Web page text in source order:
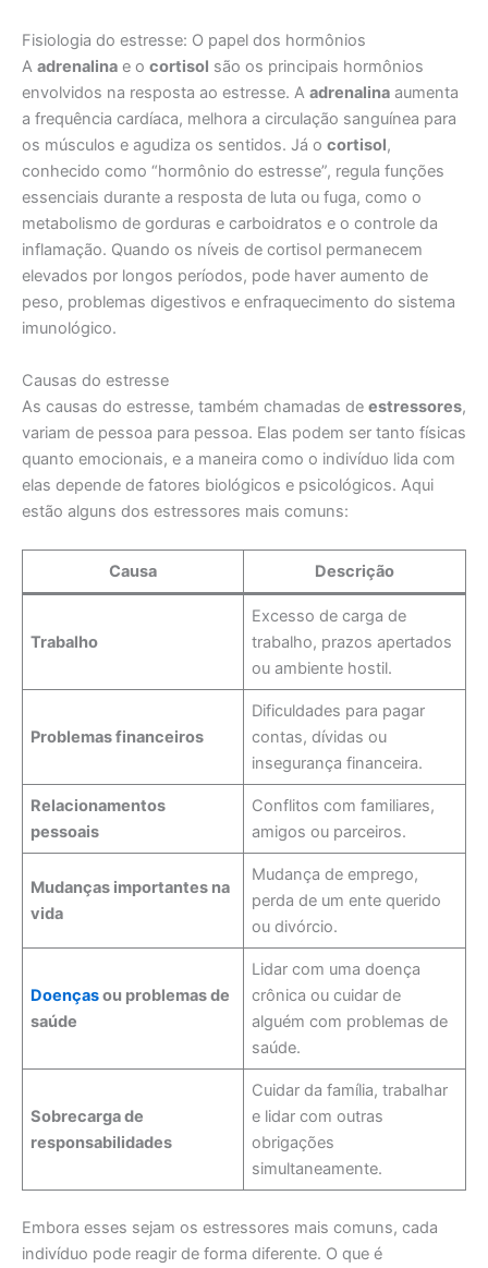
Fisiologia do estresse: O papel dos hormônios
A adrenalina e o cortisol são os principais hormônios
envolvidos na resposta ao estresse. A adrenalina aumenta
a frequência cardíaca, melhora a circulação sanguínea para
os músculos e agudiza os sentidos. Já o cortisol,
conhecido como “hormônio do estresse”, regula funções
essenciais durante a resposta de luta ou fuga, como o
metabolismo de gorduras e carboidratos e o controle da
inflamação. Quando os níveis de cortisol permanecem
elevados por longos períodos, pode haver aumento de
peso, problemas digestivos e enfraquecimento do sistema
imunológico.
Causas do estresse
As causas do estresse, também chamadas de estressores,
variam de pessoa para pessoa. Elas podem ser tanto físicas
quanto emocionais, e a maneira como o indivíduo lida com
elas depende de fatores biológicos e psicológicos. Aqui
estão alguns dos estressores mais comuns:
Causa Descrição
Trabalho
Excesso de carga de
trabalho, prazos apertados
ou ambiente hostil.
Problemas financeiros
Dificuldades para pagar
contas, dívidas ou
insegurança financeira.
Relacionamentos
pessoais
Conflitos com familiares,
amigos ou parceiros.
Mudanças importantes na
vida
Mudança de emprego,
perda de um ente querido
ou divórcio.
Doençasou problemas de
saúde
Lidar com uma doença
crônica ou cuidar de
alguém com problemas de
saúde.
Sobrecarga de
responsabilidades
Cuidar da família, trabalhar
e lidar com outras
obrigações
simultaneamente.
Embora esses sejam os estressores mais comuns, cada
indivíduo pode reagir de forma diferente. O que é